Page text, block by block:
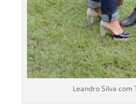
Leandro Silva com